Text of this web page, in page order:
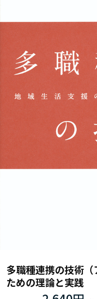
多職種連携の技術
ための理論と実践